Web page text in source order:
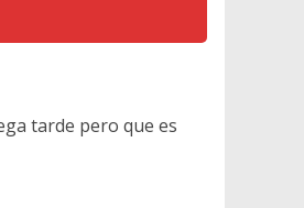
tarde pero que es